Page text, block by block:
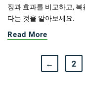
징과 효과를 비교하고,
다는 것을 알아보세요.
Read More
← 2